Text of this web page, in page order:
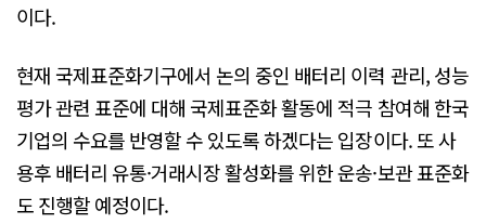
이다.
현재 국제표준화기구에서 논의 중인 배터리 이력 관리, 성능
평가 관련 표준에 대해 국제표준화 활동에 적극 참여해 한국
기업의 수요를 반영할 수 있도록 하겠다는 입장이다. 또 사
용후 배터리 유통·거래시장 활성화를 위한 운송·보관 표준화
도 진행할 예정이다.